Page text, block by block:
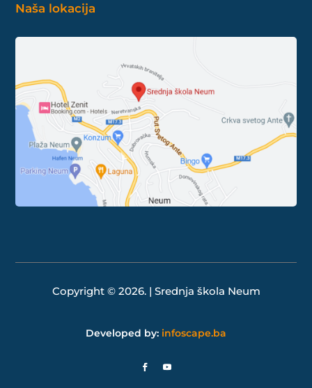
Naša lokacija
Copyright © 2026. | Srednja škola Neum
Developed by: infoscape.ba